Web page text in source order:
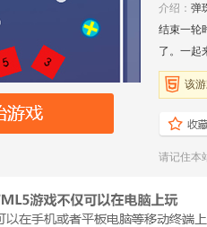
介绍： 弹
结束一轮
了。一起
该
请记住本